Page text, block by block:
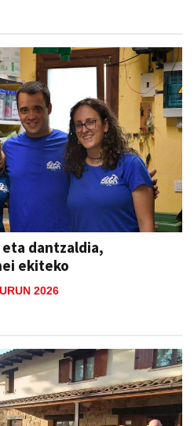
dantzaldia,
ekiteko
2026